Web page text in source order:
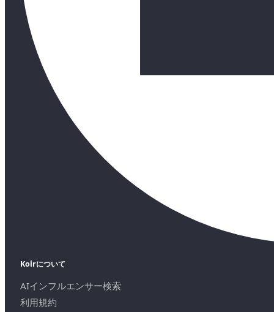
Kolrについて
AIインフルエンサー検索
利用規約